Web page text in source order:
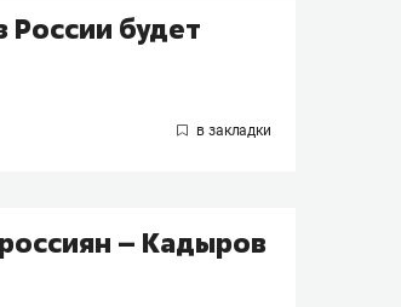
России будет
– Кадыров